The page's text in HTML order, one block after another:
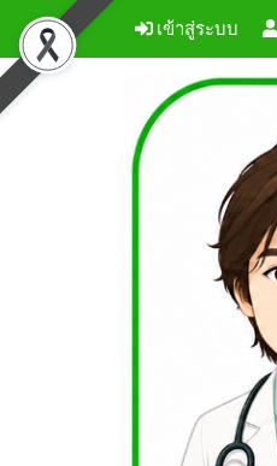
เข้าสู่ระบบ